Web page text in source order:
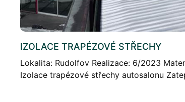
IZOLACE TRAPÉZOVÉ STŘECHY
Lokalita: Rudolfov Realizace: 6/2023
Izolace trapézové střechy autosalonu